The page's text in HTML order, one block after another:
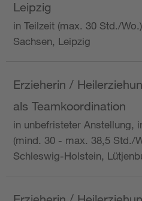
Leipzig
in Teilzeit (max. 30 Std./
Sachsen, Leipzig
Erzieherin /
als Teamkoordination
in unbefristeter Anstellung,
(mind. 30 - max. 38,5 Std./
Schleswig-Holstein,